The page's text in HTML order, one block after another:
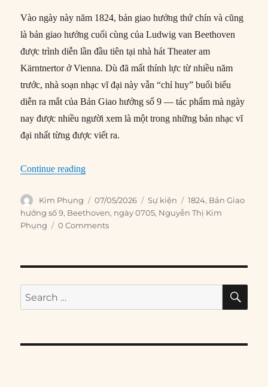
Vào ngày này năm 1824, bản giao hưởng thứ chín và cũng
là bản giao hưởng cuối cùng của Ludwig van Beethoven
được trình diễn lần đầu tiên tại nhà hát Theater am
Kärntnertor ở Vienna. Dù đã mất thính lực từ nhiều năm
trước, nhà soạn nhạc vĩ đại này vẫn “chỉ huy” buổi biểu
diễn ra mắt của Bản Giao hưởng số 9 — tác phẩm mà ngày
nay được nhiều người xem là một trong những bản nhạc vĩ
đại nhất từng được viết ra.
Continue reading“07/05/1824: Bản Giao hưởng số 9 của
Author
Kim Phụng
Posted
on
07/05/2026 Categories
Sự kiện Tags
1824, Bản Giao
hưởng số 9, Beethoven, ngày 0705, Nguyễn Thị Kim
Phụng
0 Comments
Search
for: